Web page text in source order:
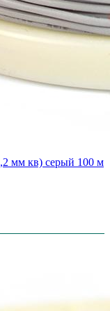
мм кв) серый 100 м